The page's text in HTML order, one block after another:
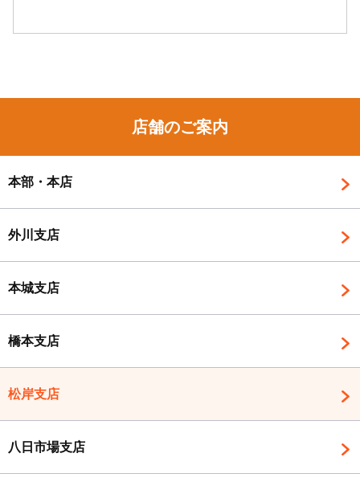
店舗のご案内
本部・本店
外川支店
本城支店
橋本支店
松岸支店
八日市場支店